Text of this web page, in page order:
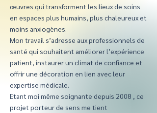
œuvres qui transforment les lieux de soins
en espaces plus humains, plus chaleureux et
moins anxiogènes.
Mon travail s’adresse aux professionnels de
santé qui souhaitent améliorer l’expérience
patient, instaurer un climat de confiance et
offrir une décoration en lien avec leur
expertise médicale.
Etant moi même soignante depuis 2008 , ce
projet porteur de sens me tient